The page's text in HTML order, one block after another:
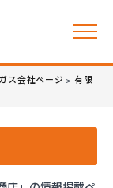
ス会社ページ > 有限